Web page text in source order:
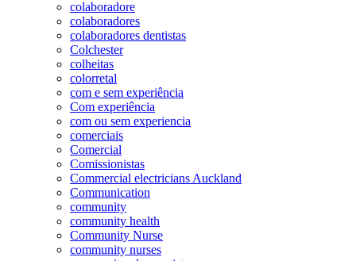
colaboradore
colaboradores
colaboradores dentistas
Colchester
colheitas
colorretal
com e sem experiência
Com experiência
com ou sem experiencia
comerciais
Comercial
Comissionistas
Commercial electricians Auckland
Communication
community
community health
Community Nurse
community nurses